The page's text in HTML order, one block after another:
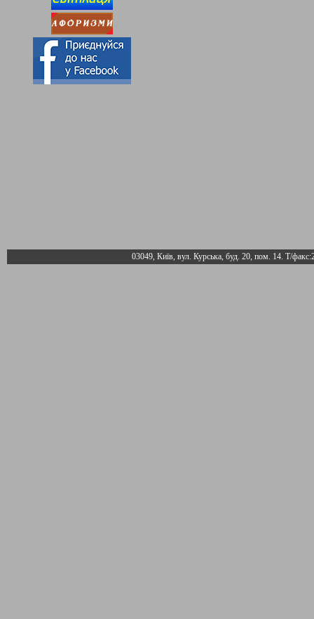
03049, Київ, вул. Курська, буд. 20, пом. 14. Т/